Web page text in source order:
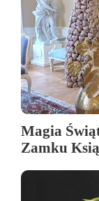
Magia
Zamku